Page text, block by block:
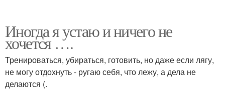
Иногда я устаю и ничего не
хочется ….
Тренироваться, убираться, готовить, но даже если лягу,
не могу отдохнуть - ругаю себя, что лежу, а дела не
делаются (.